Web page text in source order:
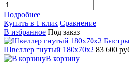
Подробнее
Купить в 1 клик Сравнение
В избранное Под заказ
Швеллер гнутый 180х70х2 83 600
В корзину